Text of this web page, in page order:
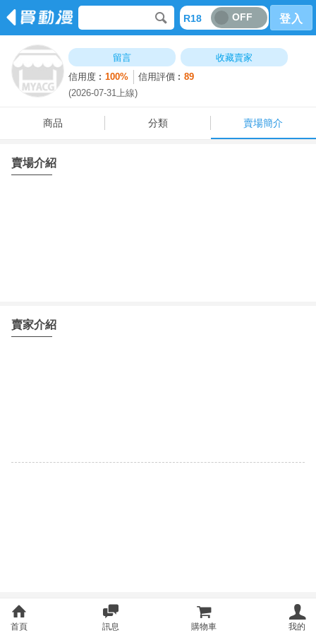
R18 OFF 登入
留言
收藏賣家
信用度︰100% 信用評價︰89
(2026-07-31上線)
商品 分類 賣場簡介
賣場介紹
賣家介紹
商品 分類 賣場簡介
首頁 訊息 購物車 我的